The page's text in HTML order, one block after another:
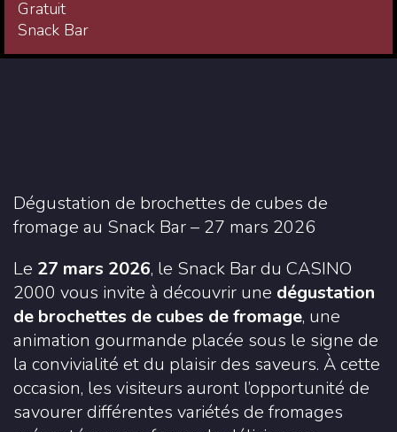
Gratuit
Snack Bar
Dégustation de brochettes de cubes de
fromage au Snack Bar – 27 mars 2026
Le 27 mars 2026, le Snack Bar du CASINO
2000 vous invite à découvrir une dégustation
de brochettes de cubes de fromage, une
animation gourmande placée sous le signe de
la convivialité et du plaisir des saveurs. À cette
occasion, les visiteurs auront l’opportunité de
savourer différentes variétés de fromages